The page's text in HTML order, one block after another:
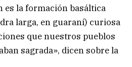
es la formación basáltica
larga, en guaraní) curiosa
que nuestros pueblos
sagrada», dicen sobre la